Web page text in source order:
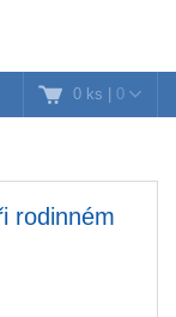
0 ks | 0
rodinném